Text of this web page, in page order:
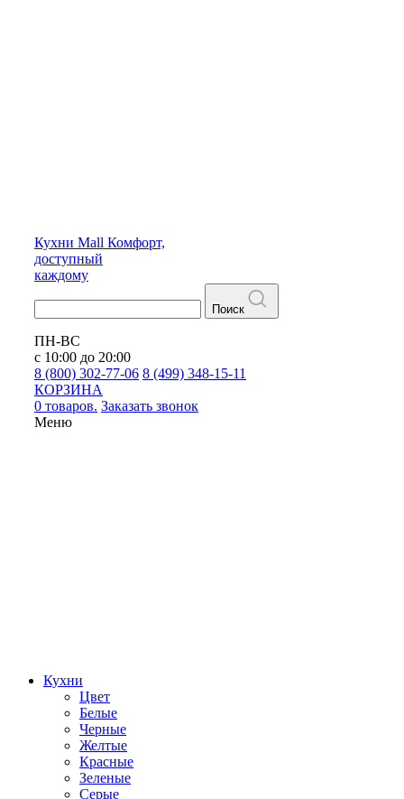
Кухни Mall Комфорт,
доступный
каждому
Поиск
ПН-ВС
с 10:00 до 20:00
8 (800) 302-77-06 8 (499) 348-15-11
КОРЗИНА
0 товаров. Заказать звонок
Меню
Кухни
Цвет
Белые
Черные
Желтые
Красные
Зеленые
Серые